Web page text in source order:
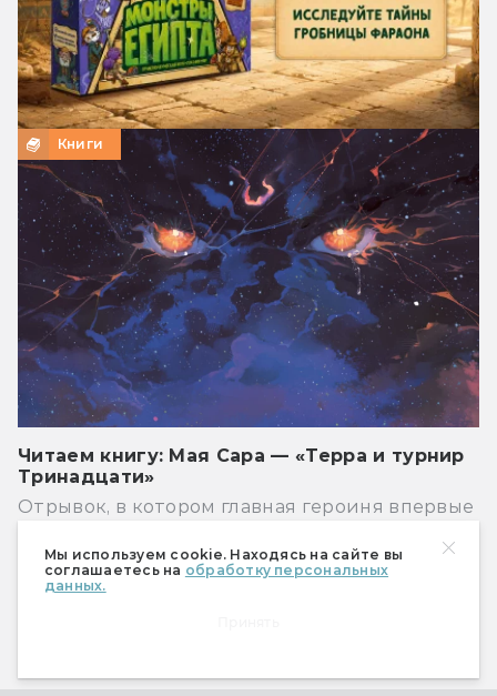
Мы используем cookie. Находясь на сайте вы
соглашаетесь на обработку персональных
данных.
Книги
Читаем книгу: Мая Сара — «Терра и турнир
Тринадцати»
Отрывок, в котором главная героиня впервые
за свою силу
Книги